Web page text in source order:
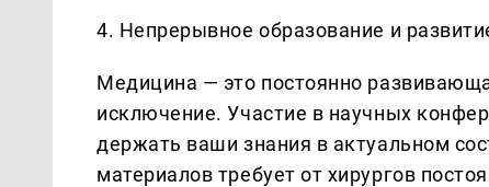
4. Непрерывное образование и
Медицина — это постоянно
исключение. Участие в научных
держать ваши знания в актуальном
материалов требует от хирургов